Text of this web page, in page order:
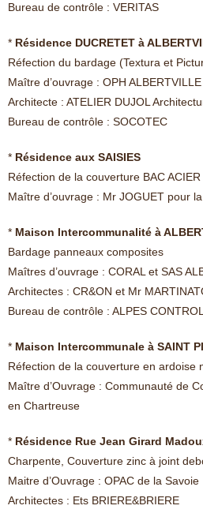
Bureau de contrôle : VERITAS
* Résidence DUCRETET à
Réfection du bardage (Textura et
Maître d’ouvrage : OPH ALBERTVILLE
Architecte : ATELIER DUJOL
Bureau de contrôle : SOCOTEC
* Résidence aux SAISIES
Réfection de la couverture BAC ACIER
Maître d’ouvrage : Mr JOGUET pour
* Maison Intercommunalité à
Bardage panneaux composites
Maîtres d’ouvrage : CORAL et SAS
Architectes : CR&ON et Mr
Bureau de contrôle : ALPES
* Maison Intercommunale à SAINT
Réfection de la couverture en ardoise
Maître d’Ouvrage : Communauté de
en Chartreuse
* Résidence Rue Jean Girard
Charpente, Couverture zinc à joint
Maitre d’Ouvrage : OPAC de la Savoie
Architectes : Ets BRIERE&BRIERE